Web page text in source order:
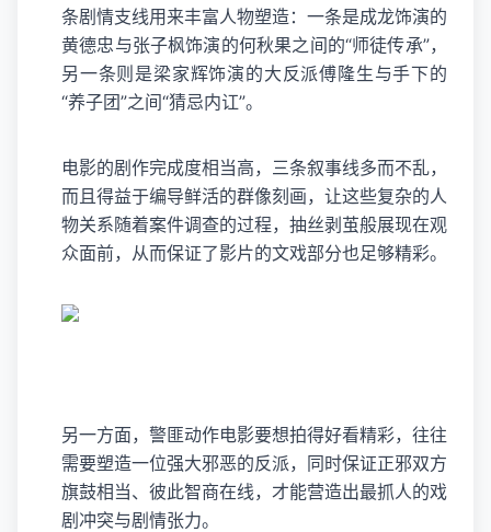
条剧情支线用来丰富人物塑造：一条是成龙饰演的
黄德忠与张子枫饰演的何秋果之间的“师徒传承”，
另一条则是梁家辉饰演的大反派傅隆生与手下的
“养子团”之间“猜忌内讧”。
电影的剧作完成度相当高，三条叙事线多而不乱，
而且得益于编导鲜活的群像刻画，让这些复杂的人
物关系随着案件调查的过程，抽丝剥茧般展现在观
众面前，从而保证了影片的文戏部分也足够精彩。
另一方面，警匪动作电影要想拍得好看精彩，往往
需要塑造一位强大邪恶的反派，同时保证正邪双方
旗鼓相当、彼此智商在线，才能营造出最抓人的戏
剧冲突与剧情张力。